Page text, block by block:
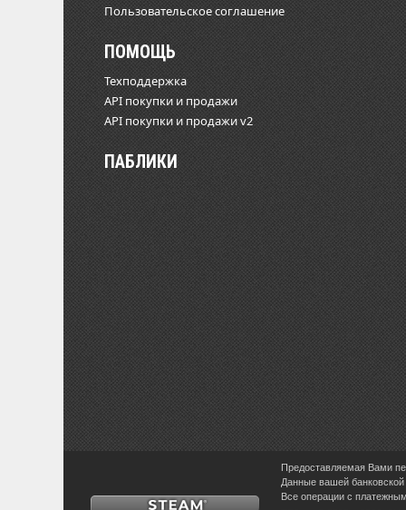
Пользовательское соглашение
ПОМОЩЬ
Техподдержка
API покупки и продажи
API покупки и продажи v2
ПАБЛИКИ
Предоставляемая Вами
Данные вашей
Все операции с